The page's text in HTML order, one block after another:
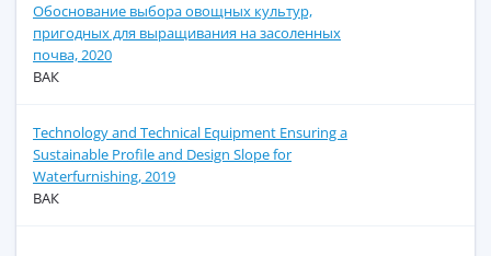
Обоснование выбора овощных культур,
пригодных для выращивания на засоленных
почва, 2020
ВАК
Technology and Technical Equipment Ensuring a
Sustainable Profile and Design Slope for
Waterfurnishing, 2019
ВАК